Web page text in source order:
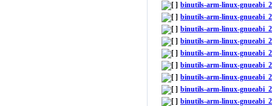
binutils-arm-linux-
binutils-arm-linux-
binutils-arm-linux-
binutils-arm-linux-
binutils-arm-linux-
binutils-arm-linux-
binutils-arm-linux-
binutils-arm-linux-
binutils-arm-linux-